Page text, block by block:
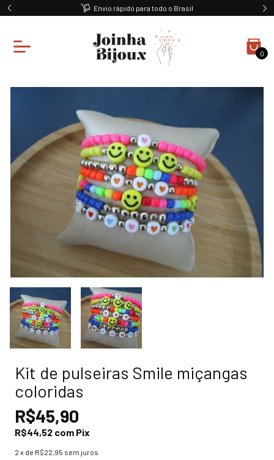
Envio rápido para todo o Brasil
0
Kit de pulseiras Smile miçangas
coloridas
R$45,90
R$44,52 com Pix
2 x de R$22,95 sem juros